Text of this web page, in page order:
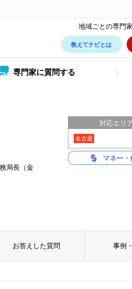
地域ごとの専門家
教えてナビとは
専門家に質問する
局長（金
対応エリ
名古屋
マネー・
お答えした質問 事例